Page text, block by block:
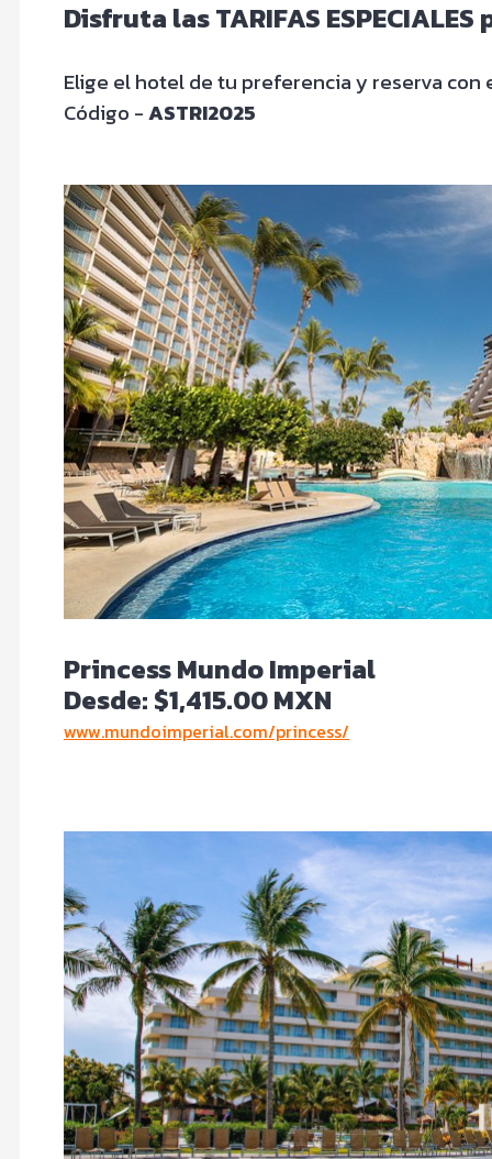
Disfruta las TARIFAS
Elige el hotel de tu preferencia y reserva con
Código -ASTRI2025
Princess Mundo Imperial
Desde: $1,415.00 MXN
www.mundoimperial.com/princess/